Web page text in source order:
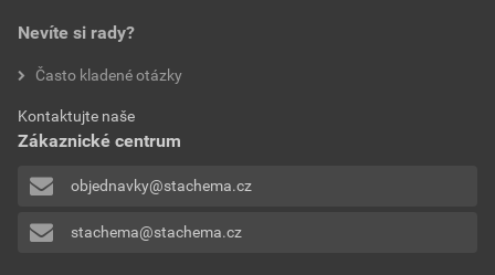
Nevíte si rady?
Často kladené otázky
Kontaktujte naše
Zákaznické centrum
objednavky@stachema.cz
stachema@stachema.cz